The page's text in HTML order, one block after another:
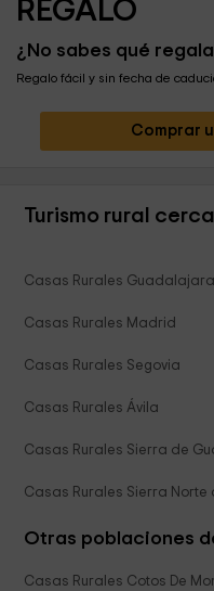
REGALO
¿No sabes qué
Regalo fácil y sin fecha de
Comprar
Turismo rural
Casas Rurales Guadalajara
Casas Rurales Madrid
Casas Rurales Segovia
Casas Rurales Ávila
Casas Rurales Sierra de
Casas Rurales Sierra Norte
Otras poblaciones
Casas Rurales Cotos De